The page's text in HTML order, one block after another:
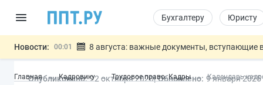
Бухгалтеру Юристу
Новости: 00:01 8 августа: важные документы, вступающие
07.08 Дистанционную работу беременных пропишут
Главная Кадровику Трудовое право. Кадры Календарь
Опубликовано: 22 октября2020 Обновлено: 9 января2025